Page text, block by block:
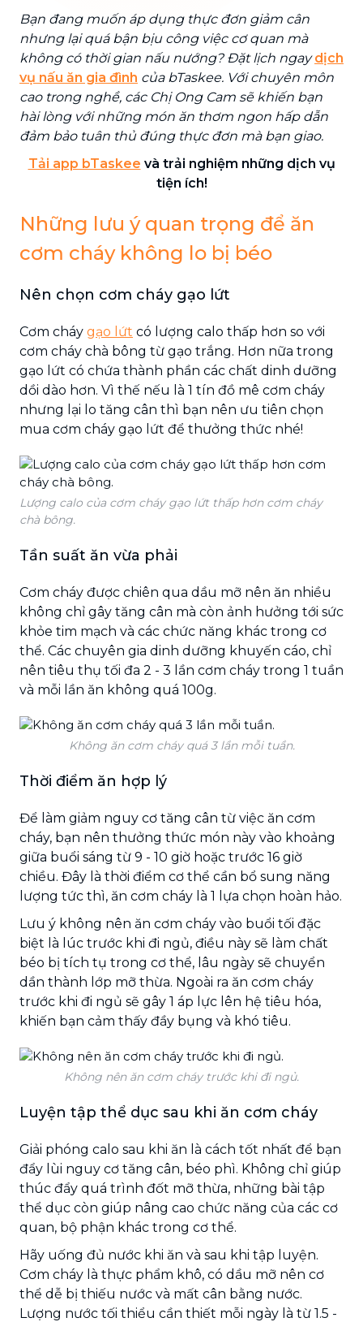
Bạn đang muốn áp dụng thực đơn giảm cân
nhưng lại quá bận bịu công việc cơ quan mà
không có thời gian nấu nướng? Đặt lịch ngaydịch
vụ nấu ăn gia đình của bTaskee. Với chuyên môn
cao trong nghề, các Chị Ong Cam sẽ khiến bạn
hài lòng với những món ăn thơm ngon hấp dẫn
đảm bảo tuân thủ đúng thực đơn mà bạn giao.
Tải app bTaskee và trải nghiệm những dịch vụ
tiện ích!
Những lưu ý quan trọng để ăn
cơm cháy không lo bị béo
Nên chọn cơm cháy gạo lứt
Cơm cháy gạo lứt có lượng calo thấp hơn so với
cơm cháy chà bông từ gạo trắng. Hơn nữa trong
gạo lứt có chứa thành phần các chất dinh dưỡng
dồi dào hơn. Vì thế nếu là 1 tín đồ mê cơm cháy
nhưng lại lo tăng cân thì bạn nên ưu tiên chọn
mua cơm cháy gạo lứt để thưởng thức nhé!
Lượng calo của cơm cháy gạo lứt thấp hơn cơm cháy
chà bông.
Tần suất ăn vừa phải
Cơm cháy được chiên qua dầu mỡ nên ăn nhiều
không chỉ gây tăng cân mà còn ảnh hưởng tới sức
khỏe tim mạch và các chức năng khác trong cơ
thể. Các chuyên gia dinh dưỡng khuyến cáo, chỉ
nên tiêu thụ tối đa 2 - 3 lần cơm cháy trong 1 tuần
và mỗi lần ăn không quá 100g.
Không ăn cơm cháy quá 3 lần mỗi tuần.
Thời điểm ăn hợp lý
Để làm giảm nguy cơ tăng cân từ việc ăn cơm
cháy, bạn nên thưởng thức món này vào khoảng
giữa buổi sáng từ 9 - 10 giờ hoặc trước 16 giờ
chiều. Đây là thời điểm cơ thể cần bổ sung năng
lượng tức thì, ăn cơm cháy là 1 lựa chọn hoàn hảo.
Lưu ý không nên ăn cơm cháy vào buổi tối đặc
biệt là lúc trước khi đi ngủ, điều này sẽ làm chất
béo bị tích tụ trong cơ thể, lâu ngày sẽ chuyển
dần thành lớp mỡ thừa. Ngoài ra ăn cơm cháy
trước khi đi ngủ sẽ gây 1 áp lực lên hệ tiêu hóa,
khiến bạn cảm thấy đầy bụng và khó tiêu.
Không nên ăn cơm cháy trước khi đi ngủ.
Luyện tập thể dục sau khi ăn cơm cháy
Giải phóng calo sau khi ăn là cách tốt nhất để bạn
đẩy lùi nguy cơ tăng cân, béo phì. Không chỉ giúp
thúc đẩy quá trình đốt mỡ thừa, những bài tập
thể dục còn giúp nâng cao chức năng của các cơ
quan, bộ phận khác trong cơ thể.
Hãy uống đủ nước khi ăn và sau khi tập luyện.
Cơm cháy là thực phẩm khô, có dầu mỡ nên cơ
thể dễ bị thiếu nước và mất cân bằng nước.
Lượng nước tối thiểu cần thiết mỗi ngày là từ 1.5 -